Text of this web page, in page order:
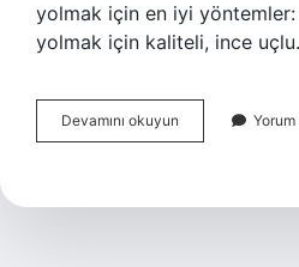
yolmak için en iyi yöntemler:
yolmak için kaliteli, ince
Devamını okuyun
Arası
Yorum